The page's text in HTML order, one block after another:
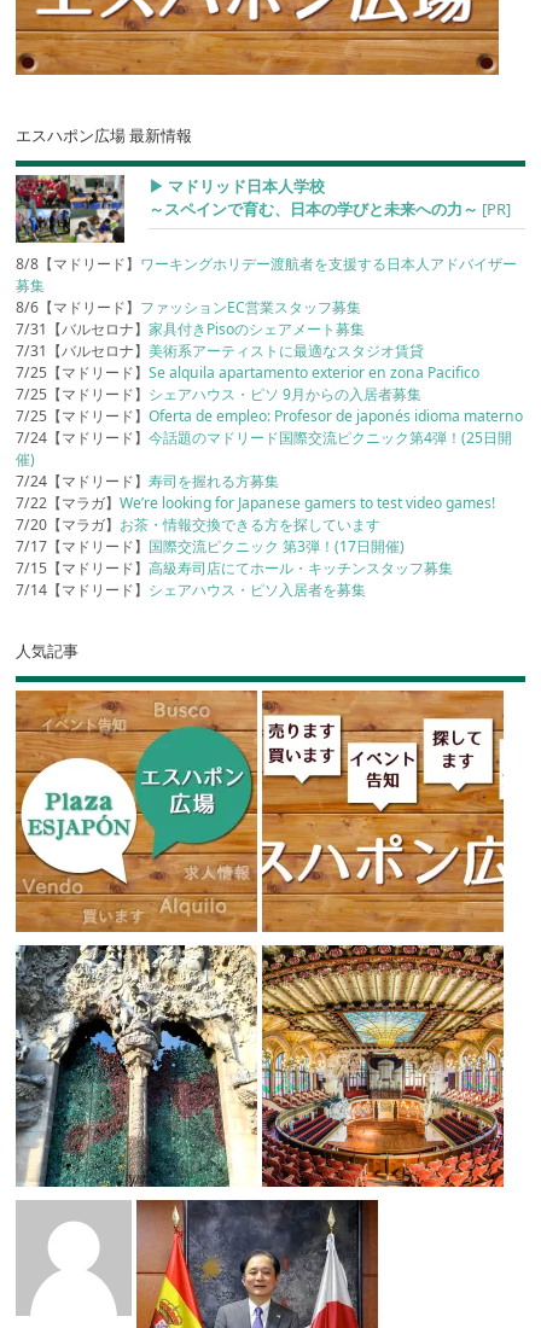
エスハポン広場 最新情報
▶︎ マドリッド日本人学校
～スペインで育む、日本の学びと未来への力～ [PR]
8/8【マドリード】 ワーキングホリデー渡航者を支援する日本人アドバイザー
募集
8/6【マドリード】 ファッションEC営業スタッフ募集
7/31【バルセロナ】家具付きPisoのシェアメート募集
7/31【バルセロナ】美術系アーティストに最適なスタジオ賃貸
7/25【マドリード】Se alquila apartamento exterior en zona Pacifico
7/25【マドリード】 シェアハウス・ピソ 9月からの入居者募集
7/25【マドリード】Oferta de empleo: Profesor de japonés idioma materno
7/24【マドリード】今話題のマドリード国際交流ピクニック第4弾！(25日開
催)
7/24【マドリード】寿司を握れる方募集
7/22【マラガ】We’re looking for Japanese gamers to test video games!
7/20【マラガ】 お茶・情報交換できる方を探しています
7/17【マドリード】 国際交流ピクニック 第3弾！(17日開催)
7/15【マドリード】高級寿司店にてホール・キッチンスタッフ募集
7/14【マドリード】 シェアハウス・ピソ入居者を募集
人気記事